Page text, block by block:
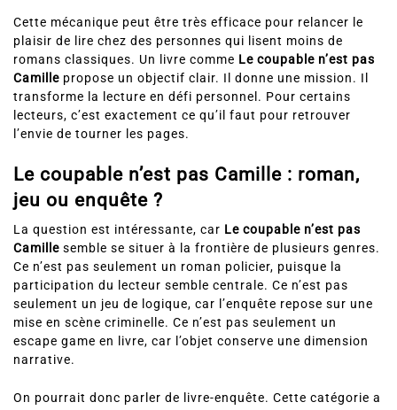
Cette mécanique peut être très efficace pour relancer le
plaisir de lire chez des personnes qui lisent moins de
romans classiques. Un livre comme Le coupable n’est pas
Camille propose un objectif clair. Il donne une mission. Il
transforme la lecture en défi personnel. Pour certains
lecteurs, c’est exactement ce qu’il faut pour retrouver
l’envie de tourner les pages.
Le coupable n’est pas Camille : roman,
jeu ou enquête ?
La question est intéressante, car Le coupable n’est pas
Camille semble se situer à la frontière de plusieurs genres.
Ce n’est pas seulement un roman policier, puisque la
participation du lecteur semble centrale. Ce n’est pas
seulement un jeu de logique, car l’enquête repose sur une
mise en scène criminelle. Ce n’est pas seulement un
escape game en livre, car l’objet conserve une dimension
narrative.
On pourrait donc parler de livre-enquête. Cette catégorie a